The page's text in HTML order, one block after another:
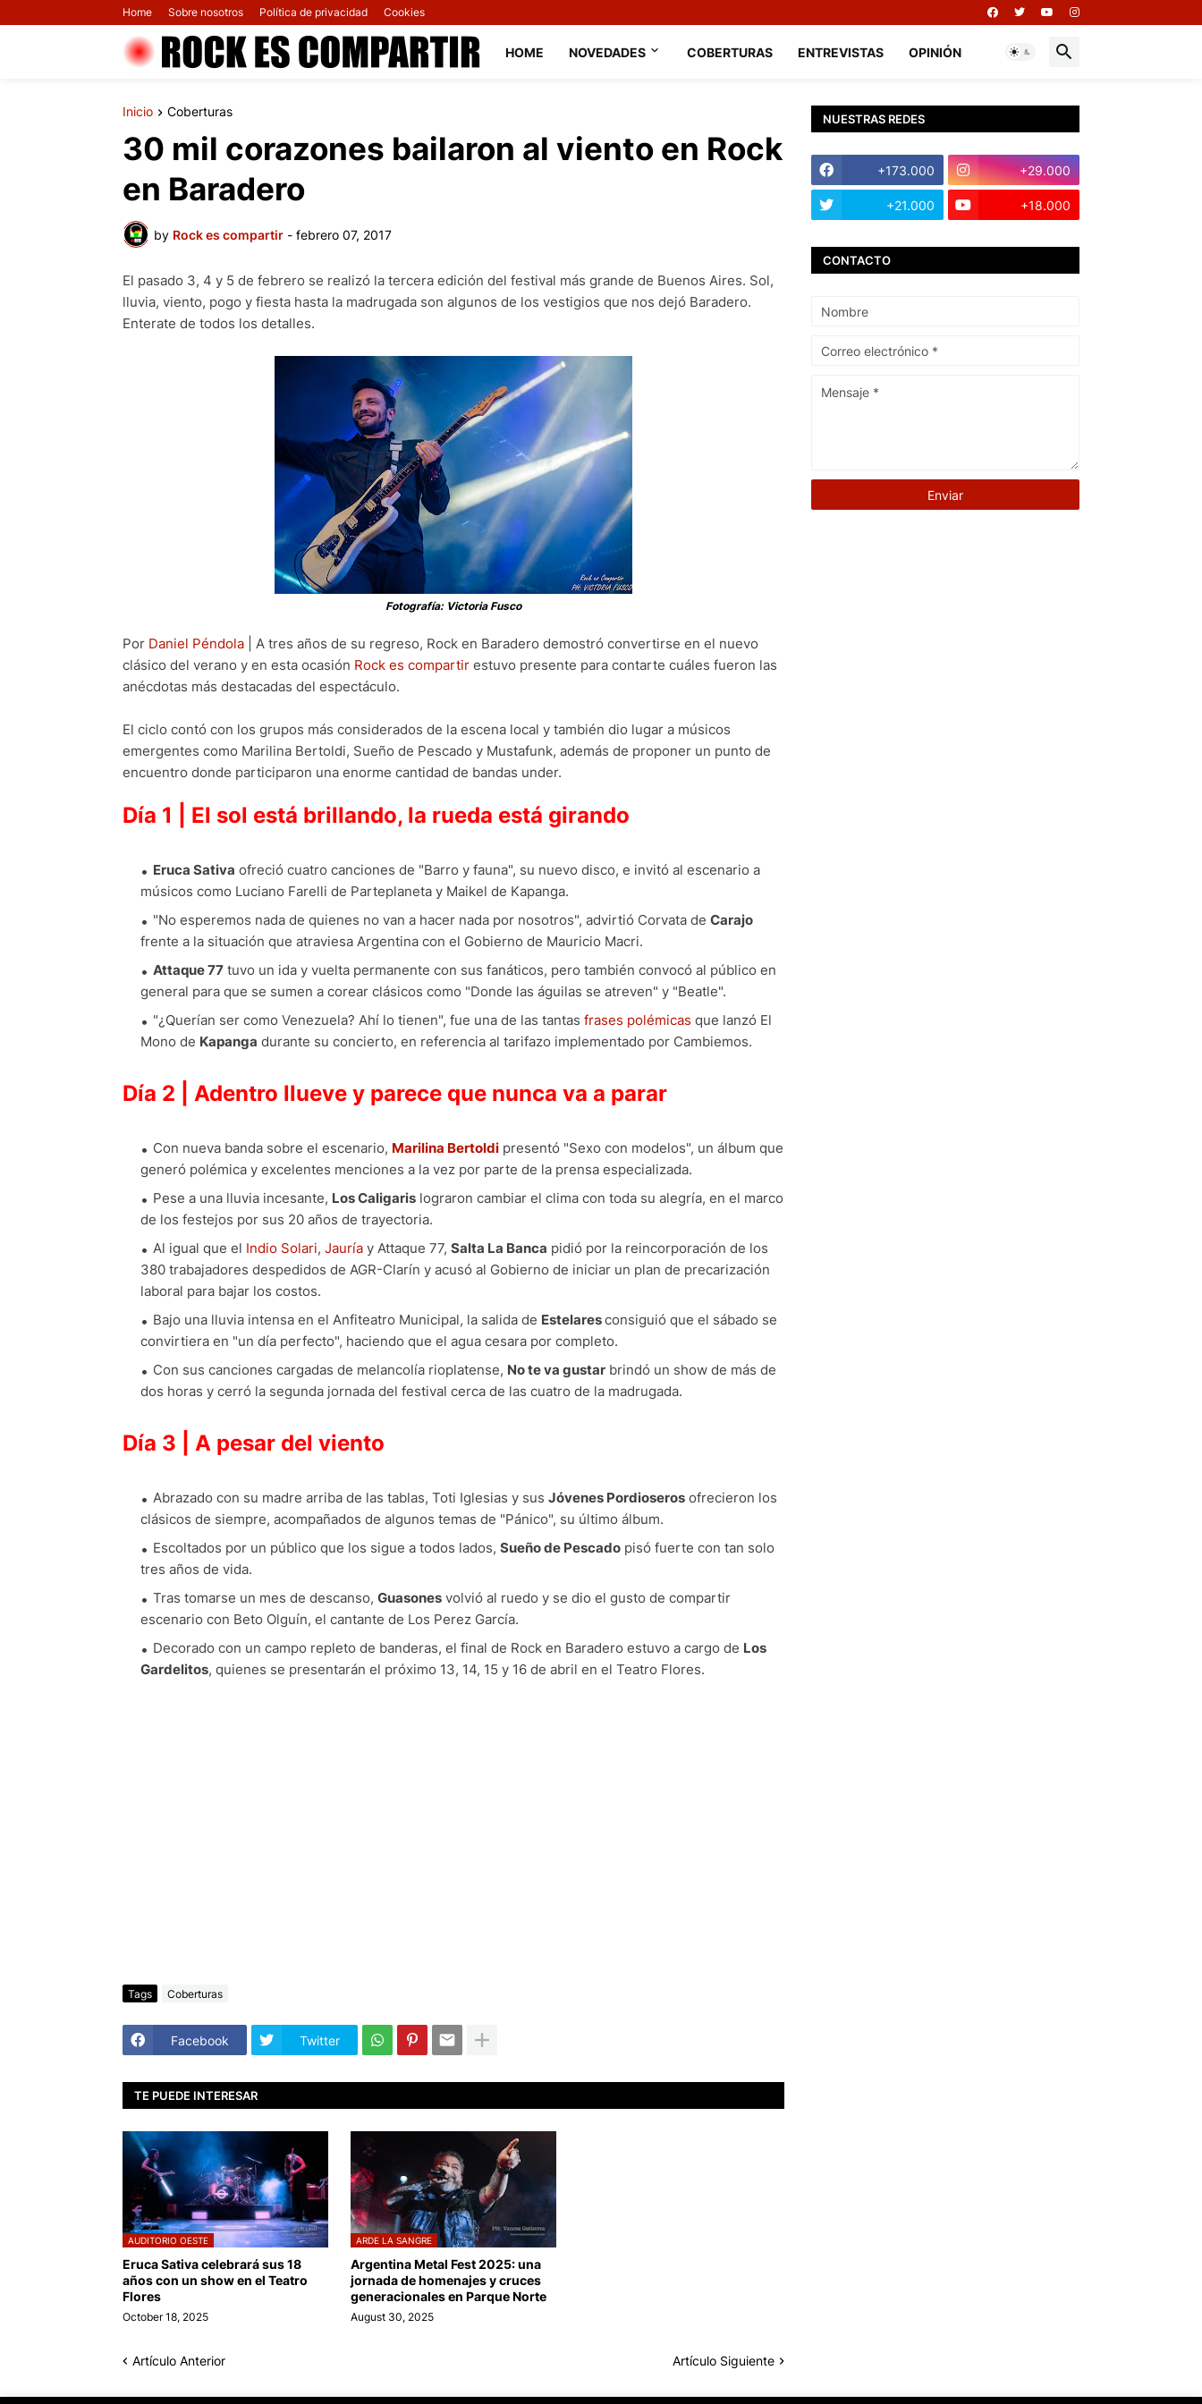
Home Sobre nosotros Política de privacidad Cookies
HOME NOVEDADES COBERTURAS ENTREVISTAS OPINIÓN
Inicio Coberturas
30 mil corazones bailaron al viento en Rock
en Baradero
by Rock es compartir - febrero 07, 2017
El pasado 3, 4 y 5 de febrero se realizó la tercera edición del festival más grande de Buenos Aires. Sol,
lluvia, viento, pogo y fiesta hasta la madrugada son algunos de los vestigios que nos dejó Baradero.
Enterate de todos los detalles.
Fotografía: Victoria Fusco
Por Daniel Péndola | A tres años de su regreso, Rock en Baradero demostró convertirse en el nuevo
clásico del verano y en esta ocasión Rock es compartir estuvo presente para contarte cuáles fueron las
anécdotas más destacadas del espectáculo.
El ciclo contó con los grupos más considerados de la escena local y también dio lugar a músicos
emergentes como Marilina Bertoldi, Sueño de Pescado y Mustafunk, además de proponer un punto de
encuentro donde participaron una enorme cantidad de bandas under.
Día 1 | El sol está brillando, la rueda está girando
Eruca Sativa ofreció cuatro canciones de "Barro y fauna", su nuevo disco, e invitó al escenario a
músicos como Luciano Farelli de Parteplaneta y Maikel de Kapanga.
"No esperemos nada de quienes no van a hacer nada por nosotros", advirtió Corvata de Carajo
frente a la situación que atraviesa Argentina con el Gobierno de Mauricio Macri.
Attaque 77 tuvo un ida y vuelta permanente con sus fanáticos, pero también convocó al público en
general para que se sumen a corear clásicos como "Donde las águilas se atreven" y "Beatle".
"¿Querían ser como Venezuela? Ahí lo tienen", fue una de las tantas frases polémicas que lanzó El
Mono de Kapanga durante su concierto, en referencia al tarifazo implementado por Cambiemos.
Día 2 | Adentro llueve y parece que nunca va a parar
Con nueva banda sobre el escenario, Marilina Bertoldi presentó "Sexo con modelos", un álbum que
generó polémica y excelentes menciones a la vez por parte de la prensa especializada.
Pese a una lluvia incesante, Los Caligaris lograron cambiar el clima con toda su alegría, en el marco
de los festejos por sus 20 años de trayectoria.
Al igual que el Indio Solari, Jauría y Attaque 77, Salta La Banca pidió por la reincorporación de los
380 trabajadores despedidos de AGR-Clarín y acusó al Gobierno de iniciar un plan de precarización
laboral para bajar los costos.
Bajo una lluvia intensa en el Anfiteatro Municipal, la salida de Estelaresconsiguió que el sábado se
convirtiera en "un día perfecto", haciendo que el agua cesara por completo.
Con sus canciones cargadas de melancolía rioplatense, No te va gustar brindó un show de más de
dos horas y cerró la segunda jornada del festival cerca de las cuatro de la madrugada.
Día 3 | A pesar del viento
Abrazado con su madre arriba de las tablas, Toti Iglesias y sus Jóvenes Pordioseros ofrecieron los
clásicos de siempre, acompañados de algunos temas de "Pánico", su último álbum.
Escoltados por un público que los sigue a todos lados, Sueño de Pescado pisó fuerte con tan solo
tres años de vida.
Tras tomarse un mes de descanso, Guasones volvió al ruedo y se dio el gusto de compartir
escenario con Beto Olguín, el cantante de Los Perez García.
Decorado con un campo repleto de banderas, el final de Rock en Baradero estuvo a cargo de Los
Gardelitos, quienes se presentarán el próximo 13, 14, 15 y 16 de abril en el Teatro Flores.
Tags Coberturas
Facebook Twitter
TE PUEDE INTERESAR
AUDITORIO OESTE
Eruca Sativa celebrará sus 18
años con un show en el Teatro
Flores
October 18, 2025
ARDE LA SANGRE
Argentina Metal Fest 2025: una
jornada de homenajes y cruces
generacionales en Parque Norte
August 30, 2025
Artículo Anterior Artículo Siguiente
NUESTRAS REDES
+173.000 +29.000
+21.000 +18.000
CONTACTO